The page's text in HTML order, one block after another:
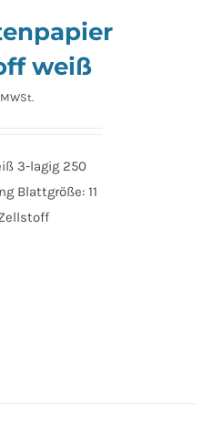
weiß
3-lagig 250
Blattgröße: 11